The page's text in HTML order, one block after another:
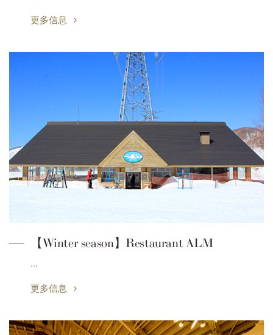
更多信息
【Winter season】Restaurant ALM
…
更多信息